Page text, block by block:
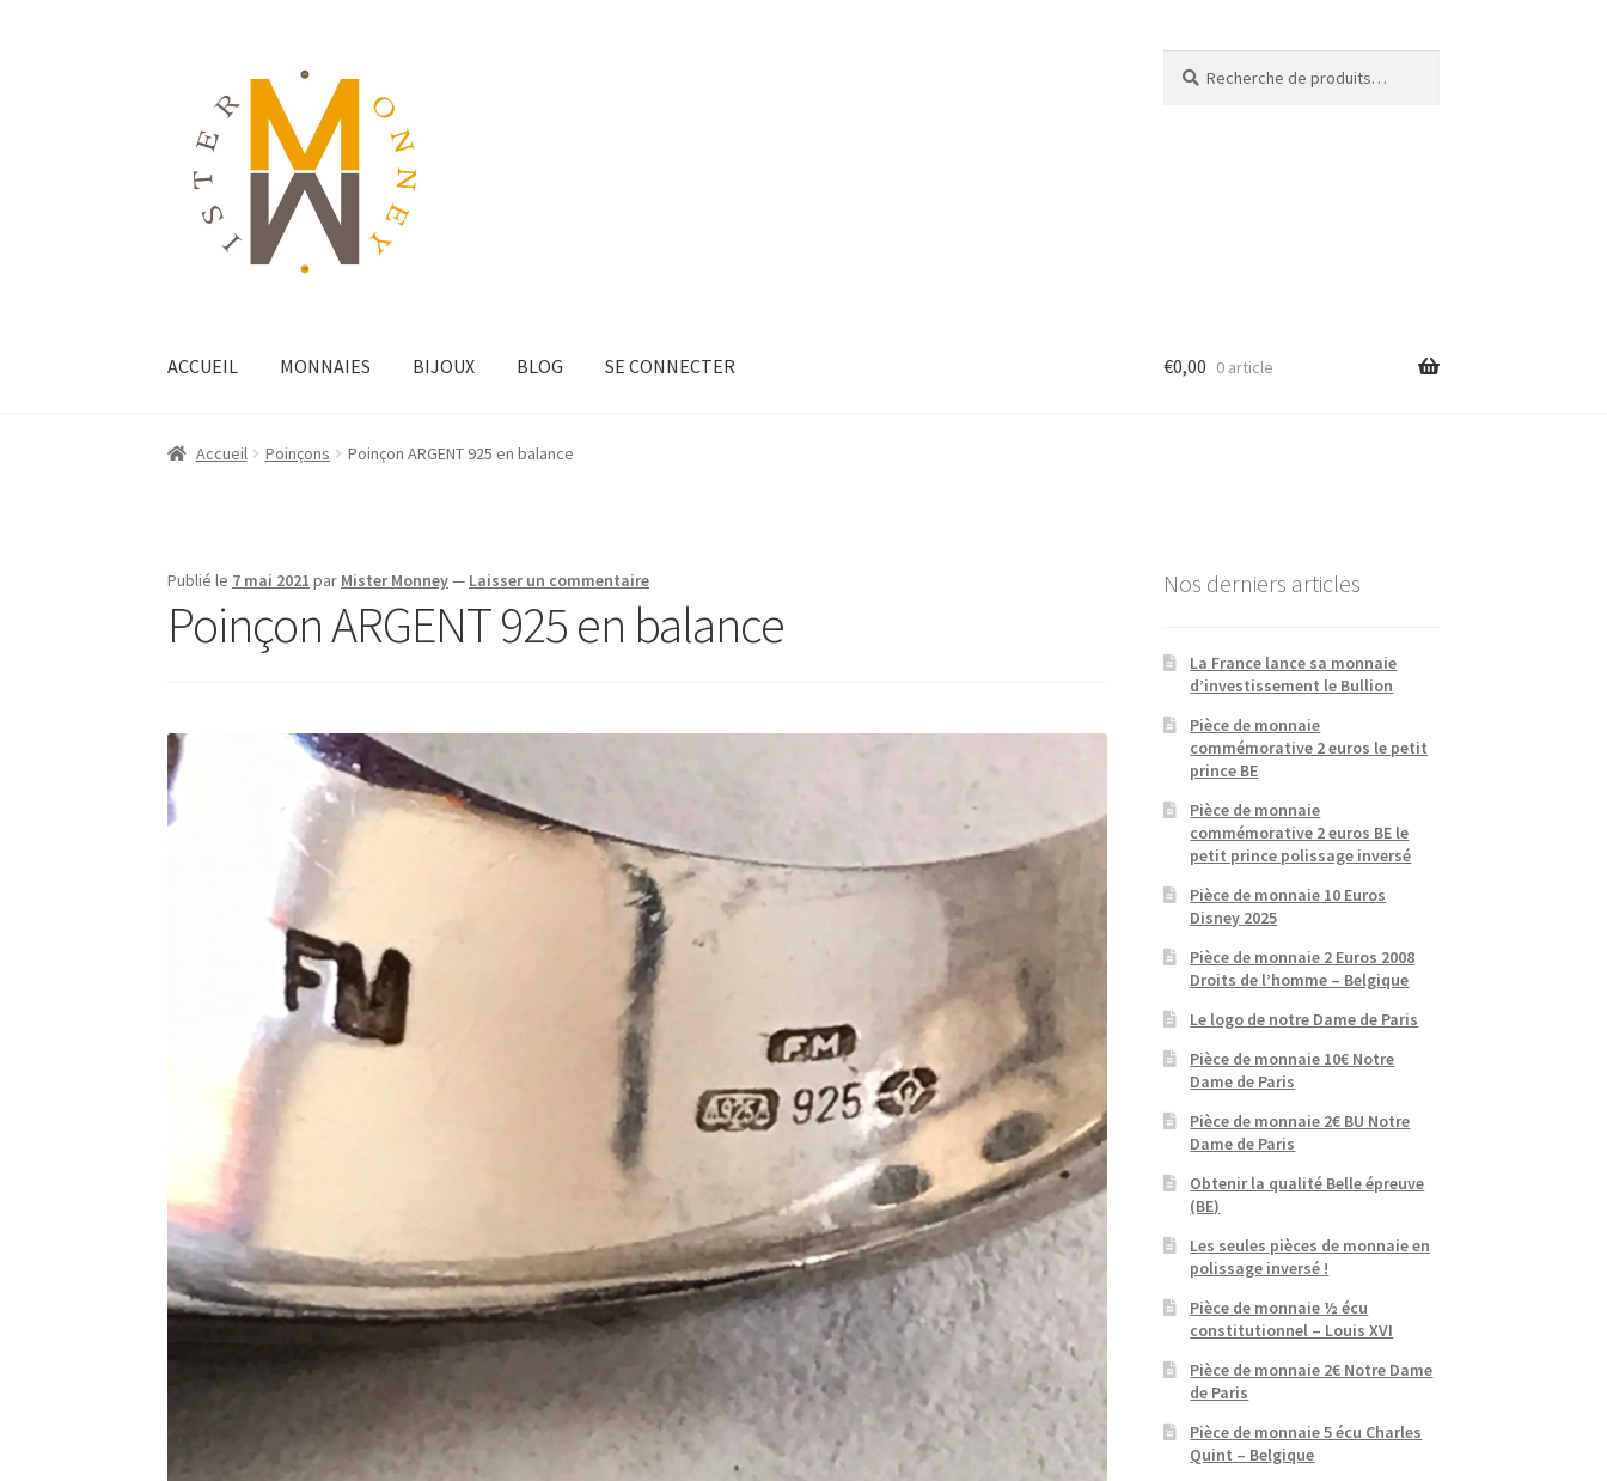
ACCUEIL MONNAIES BIJOUX BLOG SE CONNECTER €0,00 0 article
Accueil Poinçons Poinçon ARGENT 925 en balance
Publié le 7 mai 2021 par Mister Monney— Laisser un commentaire
Poinçon ARGENT 925 en balance
Nos derniers articles
La France lance sa monnaie
d’investissement le Bullion
Pièce de monnaie
commémorative 2 euros le petit
prince BE
Pièce de monnaie
commémorative 2 euros BE le
petit prince polissage inversé
Pièce de monnaie 10 Euros
Disney 2025
Pièce de monnaie 2 Euros 2008
Droits de l’homme – Belgique
Le logo de notre Dame de Paris
Pièce de monnaie 10€ Notre
Dame de Paris
Pièce de monnaie 2€ BU Notre
Dame de Paris
Obtenir la qualité Belle épreuve
(BE)
Les seules pièces de monnaie en
polissage inversé !
Pièce de monnaie ½ écu
constitutionnel – Louis XVI
Pièce de monnaie 2€ Notre Dame
de Paris
Pièce de monnaie 5 écu Charles
Quint – Belgique